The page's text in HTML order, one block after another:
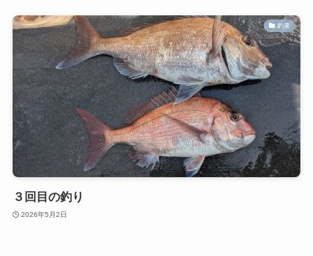
釣果
３回目の釣り
2026年5月2日